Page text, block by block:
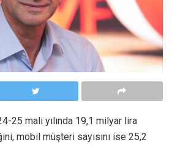
25 mali yılında 19,1 milyar lira
mobil müşteri sayısını ise 25,2